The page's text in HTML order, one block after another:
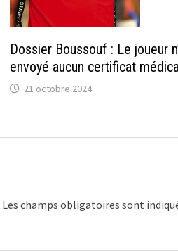
Dossier Boussouf : Le joueur
envoyé aucun certificat
21 octobre 2024
Les champs obligatoires sont